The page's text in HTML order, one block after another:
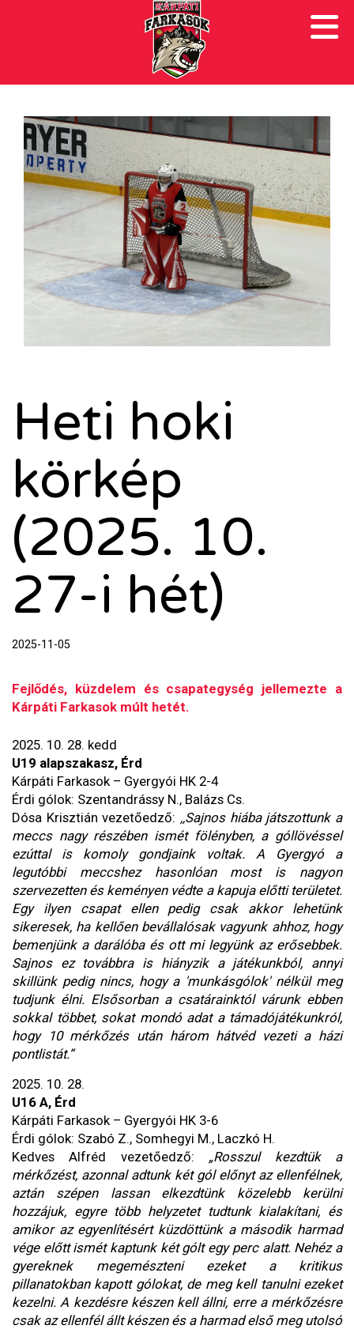
Heti hoki
körkép
(2025. 10.
27-i hét)
2025-11-05
Fejlődés, küzdelem és csapategység jellemezte a
Kárpáti Farkasok múlt hetét.
2025. 10. 28. kedd
U19 alapszakasz, Érd
Kárpáti Farkasok – Gyergyói HK 2-4
Érdi gólok: Szentandrássy N., Balázs Cs.
Dósa Krisztián vezetőedző: ‚‚Sajnos hiába játszottunk a
meccs nagy részében ismét fölényben, a góllövéssel
ezúttal is komoly gondjaink voltak. A Gyergyó a
legutóbbi meccshez hasonlóan most is nagyon
szervezetten és keményen védte a kapuja előtti területet.
Egy ilyen csapat ellen pedig csak akkor lehetünk
sikeresek, ha kellően bevállalósak vagyunk ahhoz, hogy
bemenjünk a darálóba és ott mi legyünk az erősebbek.
Sajnos ez továbbra is hiányzik a játékunkból, annyi
skillünk pedig nincs, hogy a 'munkásgólok' nélkül meg
tudjunk élni. Elsősorban a csatárainktól várunk ebben
sokkal többet, sokat mondó adat a támadójátékunkról,
hogy 10 mérkőzés után három hátvéd vezeti a házi
pontlistát.”
2025. 10. 28.
U16 A, Érd
Kárpáti Farkasok – Gyergyói HK 3-6
Érdi gólok: Szabó Z., Somhegyi M., Laczkó H.
Kedves Alfréd vezetőedző: „Rosszul kezdtük a
mérkőzést, azonnal adtunk két gól előnyt az ellenfélnek,
aztán szépen lassan elkezdtünk közelebb kerülni
hozzájuk, egyre több helyzetet tudtunk kialakítani, és
amikor az egyenlítésért küzdöttünk a második harmad
vége előtt ismét kaptunk két gólt egy perc alatt. Nehéz a
gyereknek megemészteni ezeket a kritikus
pillanatokban kapott gólokat, de meg kell tanulni ezeket
kezelni. A kezdésre készen kell állni, erre a mérkőzésre
csak az ellenfél állt készen és a harmad első meg utolsó